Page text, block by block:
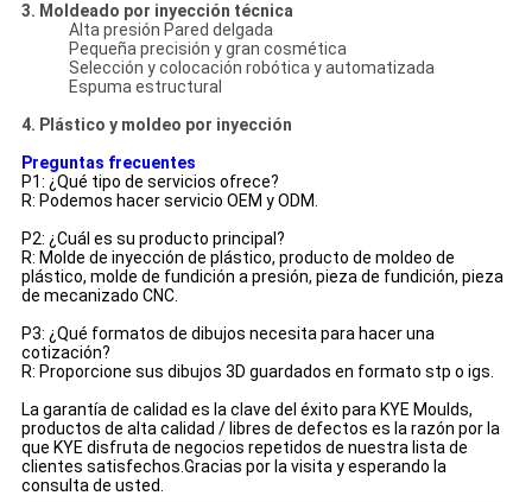
3. Moldeado por inyección técnica
Alta presión Pared delgada
Pequeña precisión y gran cosmética
Selección y colocación robótica y automatizada
Espuma estructural
4. Plástico y moldeo por inyección
Preguntas frecuentes
P1: ¿Qué tipo de servicios ofrece?
R: Podemos hacer servicio OEM y ODM.
P2: ¿Cuál es su producto principal?
R: Molde de inyección de plástico, producto de moldeo de
plástico, molde de fundición a presión, pieza de fundición, pieza
de mecanizado CNC.
P3: ¿Qué formatos de dibujos necesita para hacer una
cotización?
R: Proporcione sus dibujos 3D guardados en formato stp o igs.
La garantía de calidad es la clave del éxito para KYE Moulds,
productos de alta calidad / libres de defectos es la razón por la
que KYE disfruta de negocios repetidos de nuestra lista de
clientes satisfechos.Gracias por la visita y esperando la
consulta de usted.